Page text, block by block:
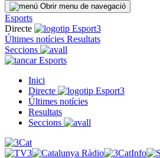
Obrir menu de navegació
Esports
Directe
Últimes notícies Resultats
Seccions
Esports
Inici
Directe
Últimes notícies
Resultats
Seccions